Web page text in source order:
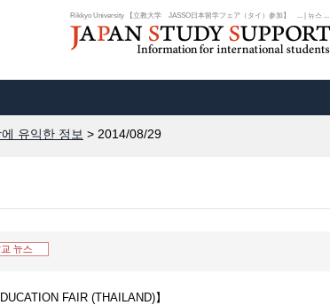
Rikkyo University 【立教大学 JASSO日本留学フェア（タイ）参加】 ... | 뉴스 ...
유익한 정보 > 2014/08/29
FAIR (THAILAND)】